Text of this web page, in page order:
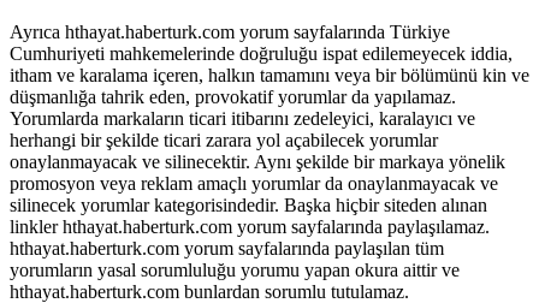
Ayrıca hthayat.haberturk.com yorum sayfalarında Türkiye
Cumhuriyeti mahkemelerinde doğruluğu ispat edilemeyecek iddia,
itham ve karalama içeren, halkın tamamını veya bir bölümünü kin ve
düşmanlığa tahrik eden, provokatif yorumlar da yapılamaz.
Yorumlarda markaların ticari itibarını zedeleyici, karalayıcı ve
herhangi bir şekilde ticari zarara yol açabilecek yorumlar
onaylanmayacak ve silinecektir. Aynı şekilde bir markaya yönelik
promosyon veya reklam amaçlı yorumlar da onaylanmayacak ve
silinecek yorumlar kategorisindedir. Başka hiçbir siteden alınan
linkler hthayat.haberturk.com yorum sayfalarında paylaşılamaz.
hthayat.haberturk.com yorum sayfalarında paylaşılan tüm
yorumların yasal sorumluluğu yorumu yapan okura aittir ve
hthayat.haberturk.com bunlardan sorumlu tutulamaz.